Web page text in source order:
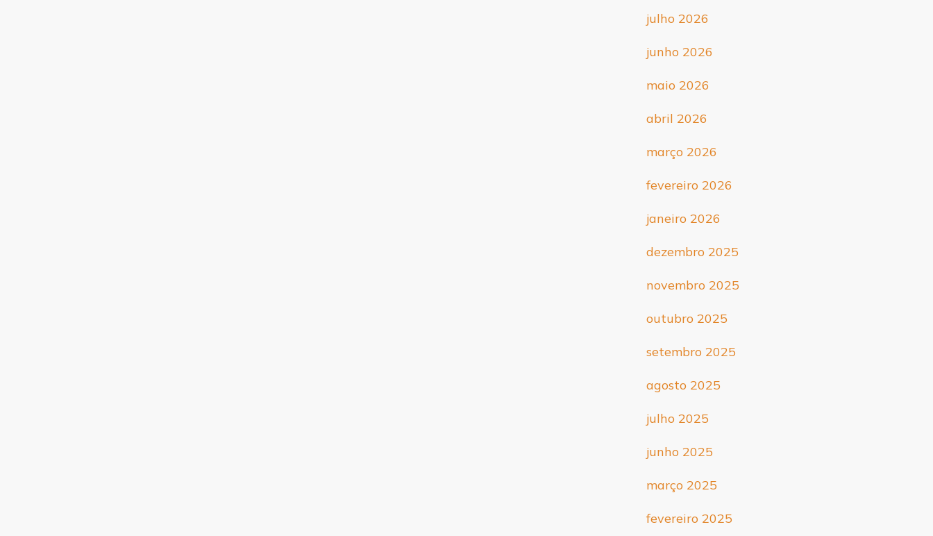
julho 2026
junho 2026
maio 2026
abril 2026
março 2026
fevereiro 2026
janeiro 2026
dezembro 2025
novembro 2025
outubro 2025
setembro 2025
agosto 2025
julho 2025
junho 2025
março 2025
fevereiro 2025